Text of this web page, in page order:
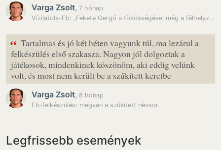
Varga Zsolt, 7 hónap
Vízilabda-Eb: „Fekete Gergő a tökösségével még a félhelyzeteket is…
“ Tartalmas és jó két héten vagyunk túl, ma lezárul a
felkészülés első szakasza. Nagyon jól dolgoztak a
játékosok, mindenkinek köszönöm, aki eddig velünk
volt, és most nem került be a szűkített keretbe
Varga Zsolt, 8 hónap
Eb-felkészülés: megvan a szűkített névsor
Legfrissebb események